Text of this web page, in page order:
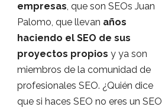
empresas, que son SEOs Juan
Palomo, que llevan años
haciendo el SEO de sus
proyectos propios y ya son
miembros de la comunidad de
profesionales SEO. ¿Quién dice
que si haces SEO no eres un SEO